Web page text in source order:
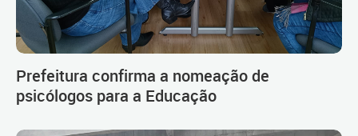
Prefeitura confirma a nomeação de
psicólogos para a Educação